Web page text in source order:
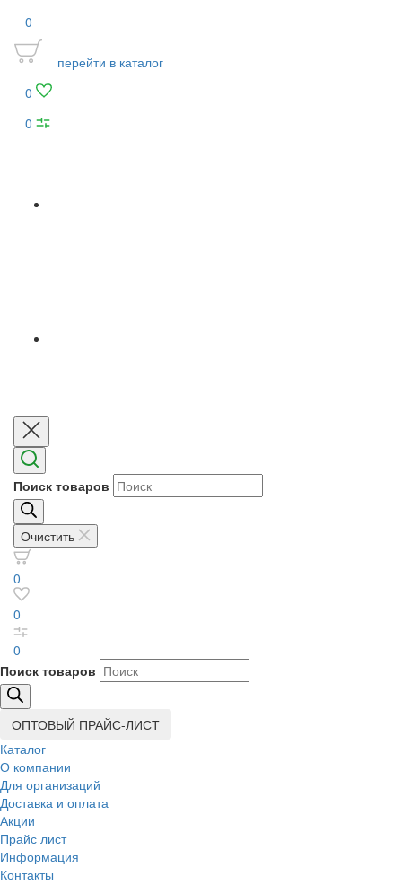
0
перейти в каталог
0
0
Поиск товаров
Очистить
0
0
0
Поиск товаров
ОПТОВЫЙ ПРАЙС-ЛИСТ
Каталог
О компании
Для организаций
Доставка и оплата
Акции
Прайс лист
Информация
Контакты